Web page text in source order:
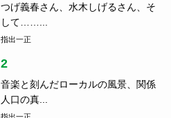
つげ義春さん、水木しげるさん、そ
して……...
指出一正
2
音楽と刻んだローカルの風景、関係
人口の真...